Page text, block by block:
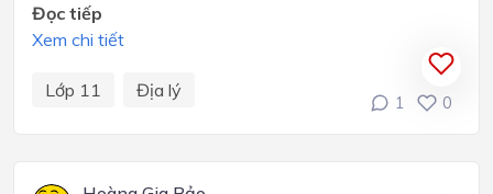
Đọc tiếp
Xem chi tiết
Lớp 11 Địa lý
1 0